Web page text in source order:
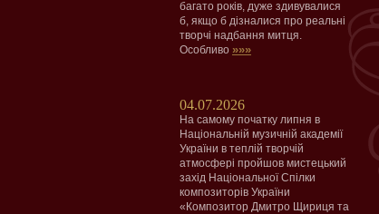
багато років, дуже здивувалися
б, якщо б дізналися про реальні
творчі надбання митця.
Особливо »»»
04.07.2026
На самому початку липня в
Національній музичній академії
України в теплій творчій
атмосфері пройшов мистецький
захід Національної Спілки
композиторів України
«Композитор Дмитро Щириця та